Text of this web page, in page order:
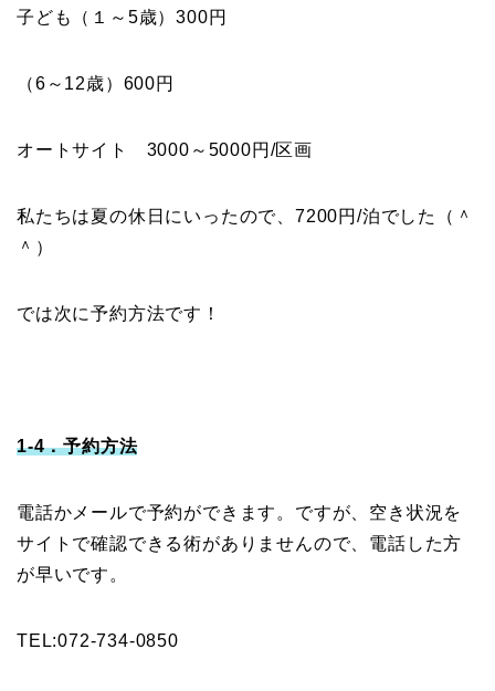
子ども（１～5歳）300円
（6～12歳）600円
オートサイト 3000～5000円/区画
私たちは夏の休日にいったので、7200円/泊でした（＾
＾）
では次に予約方法です！
1-4．予約方法
電話かメールで予約ができます。ですが、空き状況を
サイトで確認できる術がありませんので、電話した方
が早いです。
TEL:072-734-0850